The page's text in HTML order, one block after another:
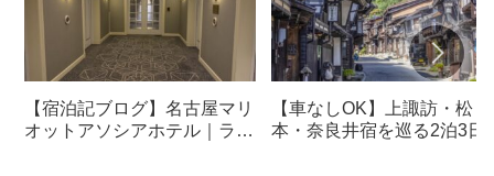
【宿泊記ブログ】名古屋マリ
オットアソシアホテル｜ラウ
【車なしOK】上諏訪・松
本・奈良井宿を巡る2泊3日